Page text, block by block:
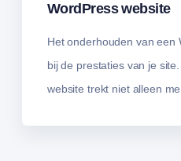
WordPress website
Het onderhouden van een
bij de prestaties van je
website trekt niet alleen